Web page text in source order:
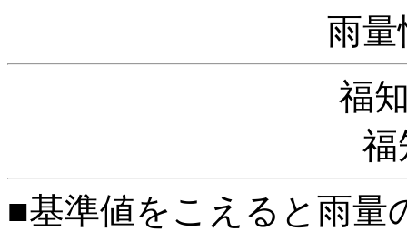
雨量
福
福
■基準値をこえると雨量